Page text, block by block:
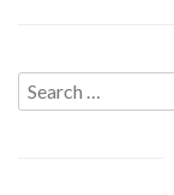
Search
for: